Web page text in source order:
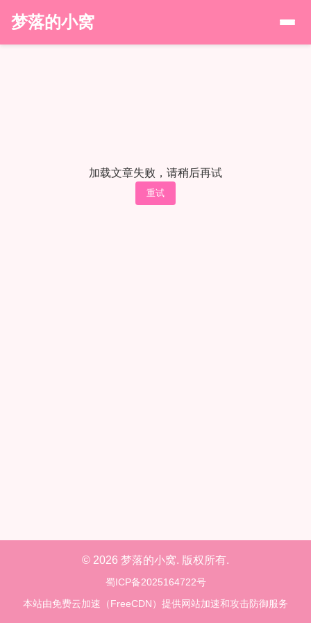
梦落的小窝
加载文章失败，请稍后再试
重试
© 2026 梦落的小窝. 版权所有.
蜀ICP备2025164722号
本站由免费云加速（FreeCDN）提供网站加速和攻击防御服务